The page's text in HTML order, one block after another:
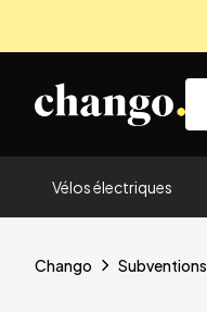
Vélos électriques
Chango Subventions